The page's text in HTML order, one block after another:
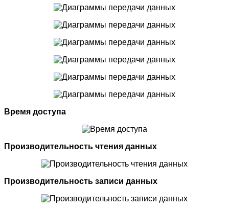
Время доступа
Производительность чтения данных
Производительность записи данных